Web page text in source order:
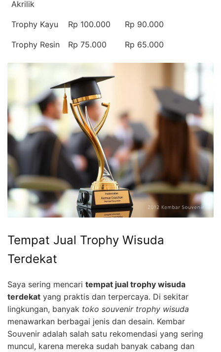
Akrilik
Trophy Kayu Rp 100.000 Rp 90.000
Trophy Resin Rp 75.000 Rp 65.000
Tempat Jual Trophy Wisuda
Terdekat
Saya sering mencari tempat jual trophy wisuda
terdekat yang praktis dan terpercaya. Di sekitar
lingkungan, banyak toko souvenir trophy wisuda
menawarkan berbagai jenis dan desain. Kembar
Souvenir adalah salah satu rekomendasi yang sering
muncul, karena mereka sudah banyak cabang dan